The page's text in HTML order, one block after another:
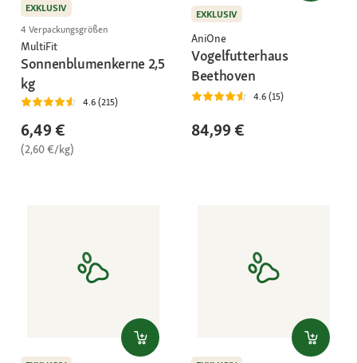
EXKLUSIV
4 Verpackungsgrößen
MultiFit
Sonnenblumenkerne 2,5
kg
4.6 (215)
6,49 €
(2,60 €/kg)
EXKLUSIV
AniOne
Vogelfutterhaus
Beethoven
4.6 (15)
84,99 €